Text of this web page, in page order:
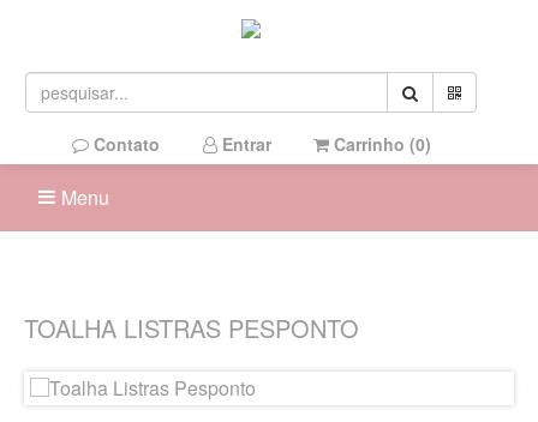
Contato Entrar Carrinho (0)
Menu
TOALHA LISTRAS PESPONTO